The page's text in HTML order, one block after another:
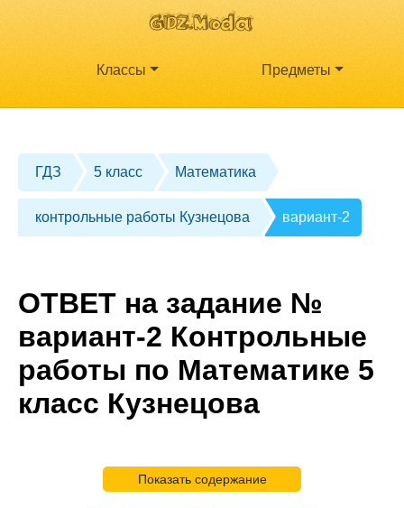
Классы Предметы
ГДЗ 5 класс Математика
контрольные работы Кузнецова вариант-2
ОТВЕТ на задание №
вариант-2 Контрольные
работы по Математике 5
класс Кузнецова
Показать содержание